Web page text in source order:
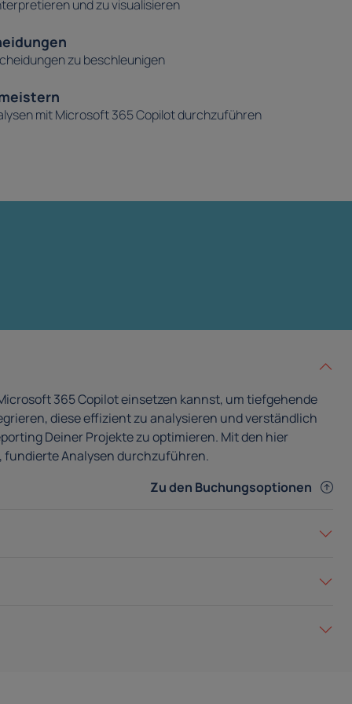
und zu visualisieren
zu beschleunigen
mit Microsoft 365 Copilot durchzuführen
365 Copilot einsetzen kannst, um tiefgehende
diese effizient zu analysieren und verständlich
Deiner Projekte zu optimieren. Mit den hier
fundierte Analysen durchzuführen.
Zu den Buchungsoptionen